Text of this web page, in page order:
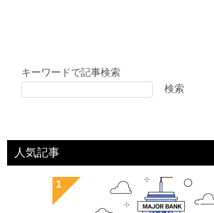
キーワードで記事検索
検索
人気記事